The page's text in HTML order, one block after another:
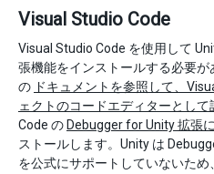
Visual Studio Code
Visual Studio Code を使用して
張機能をインストールする必要
の ドキュメントを参照して、
ェクトのコードエディターとして
Code の Debugger for Unity 拡張
ストールします。Unity は
を公式にサポートしていないた